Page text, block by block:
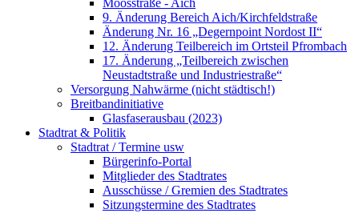
Moosstraße - Aich
9. Änderung Bereich Aich/Kirchfeldstraße
Änderung Nr. 16 „Degernpoint Nordost II“
12. Änderung Teilbereich im Ortsteil Pfrombach
17. Änderung „Teilbereich zwischen
Neustadtstraße und Industriestraße“
Versorgung Nahwärme (nicht städtisch!)
Breitbandinitiative
Glasfaserausbau (2023)
Stadtrat & Politik
Stadtrat / Termine usw
Bürgerinfo-Portal
Mitglieder des Stadtrates
Ausschüsse / Gremien des Stadtrates
Sitzungstermine des Stadtrates